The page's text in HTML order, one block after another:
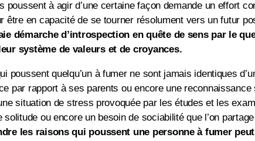
poussent à agir d’une certaine façon demande un effort
être en capacité de se tourner résolument vers un futur
démarche d’introspection en quête de sens par le
système de valeurs et de croyances.
poussent quelqu’un à fumer ne sont jamais identiques
par rapport à ses parents ou encore une
situation de stress provoquée par les études et les
solitude ou encore un besoin de sociabilité que l’on
les raisons qui poussent une personne à fumer